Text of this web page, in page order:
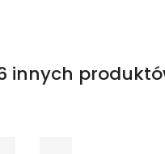
innych